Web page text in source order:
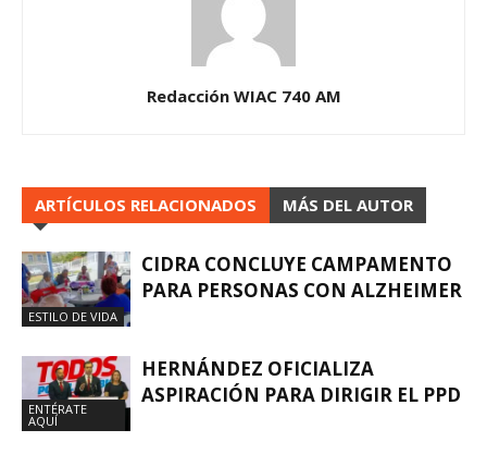
Redacción WIAC 740 AM
ARTÍCULOS RELACIONADOS MÁS DEL AUTOR
ESTILO DE VIDA
CIDRA CONCLUYE CAMPAMENTO
PARA PERSONAS CON ALZHEIMER
ENTÉRATE
AQUÍ
HERNÁNDEZ OFICIALIZA
ASPIRACIÓN PARA DIRIGIR EL PPD